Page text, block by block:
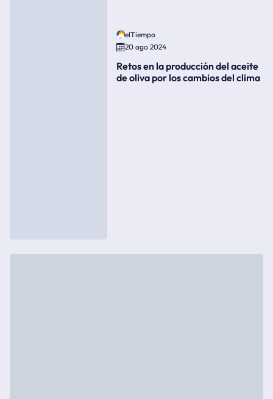
elTiempo
20 ago 2024
Retos en la producción del aceite
de oliva por los cambios del clima